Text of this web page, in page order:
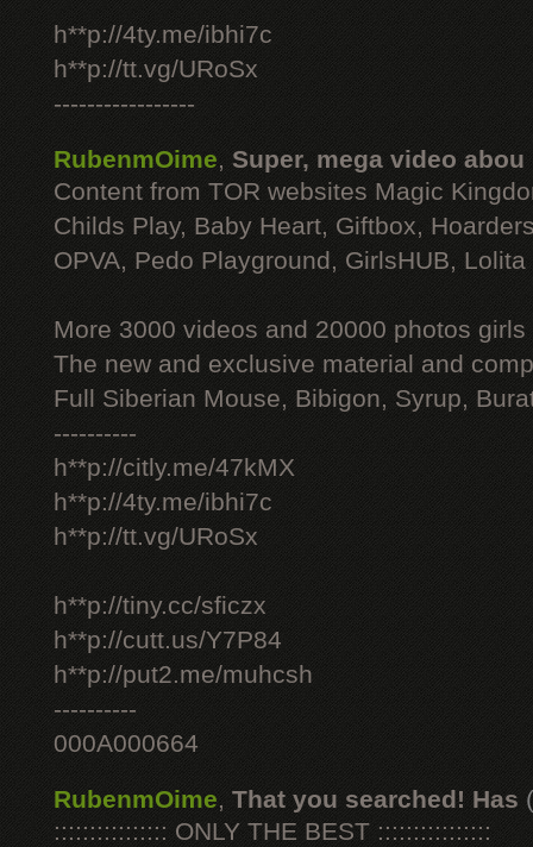
h**p://4ty.me/ibhi7c
h**p://tt.vg/URoSx
-----------------
RubenmOime, Super, mega video abou
Content from TOR websites Magic
Childs Play, Baby Heart, Giftbox,
OPVA, Pedo Playground, GirlsHUB, Lolita
More 3000 videos and 20000 photos
The new and exclusive material and
Full Siberian Mouse, Bibigon, Syrup,
----------
h**p://citly.me/47kMX
h**p://4ty.me/ibhi7c
h**p://tt.vg/URoSx
h**p://tiny.cc/sficzx
h**p://cutt.us/Y7P84
h**p://put2.me/muhcsh
----------
000A000664
RubenmOime, That you searched! Has
:::::::::::::::: ONLY THE BEST ::::::::::::::::